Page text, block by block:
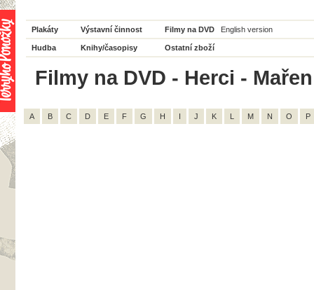
Plakáty Výstavní činnost Filmy na DVD English version
Hudba Knihy/časopisy Ostatní zboží
Filmy na DVD - Herci -
A B C D E F G H I J K L M N O P